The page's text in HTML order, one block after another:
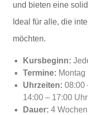
und bieten eine
Ideal für alle, die
möchten.
Kursbeginn:
Termine: Montag
Uhrzeiten: 08:00
14:00 – 17:00
Dauer: 4 Wochen